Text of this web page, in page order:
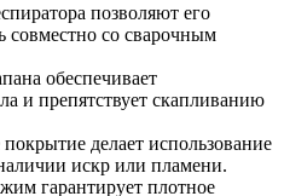
позволяют его
совместно со сварочным
обеспечивает
и препятствует скапливанию
делает использование
искр или пламени.
гарантирует плотное